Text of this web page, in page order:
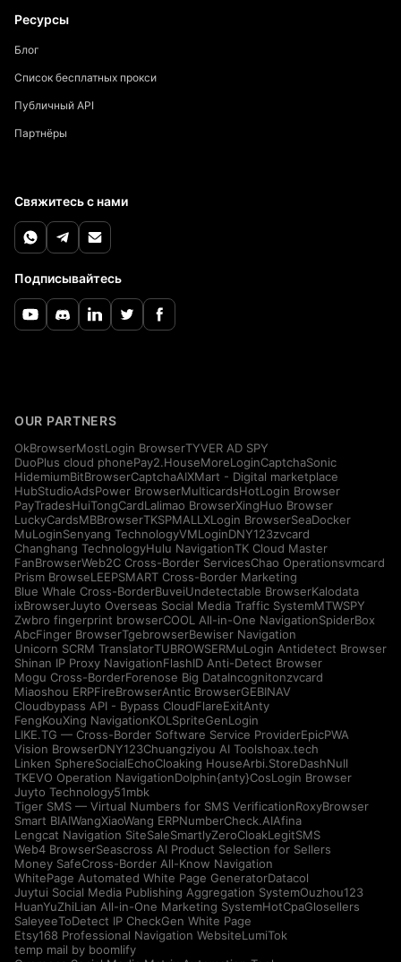
Ресурсы
Блог
Список бесплатных прокси
Публичный API
Партнёры
Свяжитесь с нами
Подписывайтесь
OUR PARTNERS
OkBrowserMostLogin BrowserTYVER AD SPY
DuoPlus cloud phonePay2.HouseMoreLoginCaptchaSonic
HidemiumBitBrowserCaptchaAIXMart - Digital marketplace
HubStudioAdsPower BrowserMulticardsHotLogin Browser
PayTradesHuiTongCardLalimao BrowserXingHuo Browser
LuckyCardsMBBrowserTKSPMALLXLogin BrowserSeaDocker
MuLoginSenyang TechnologyVMLoginDNY123zvcard
Changhang TechnologyHulu NavigationTK Cloud Master
FanBrowserWeb2C Cross-Border ServicesChao Operationsvmcard
Prism BrowseLEEPSMART Cross-Border Marketing
Blue Whale Cross-BorderBuveiUndetectable BrowserKalodata
ixBrowserJuyto Overseas Social Media Traffic SystemMTWSPY
Zwbro fingerprint browserCOOL All-in-One NavigationSpiderBox
AbcFinger BrowserTgebrowserBewiser Navigation
Unicorn SCRM TranslatorTUBROWSERMuLogin Antidetect Browser
Shinan IP Proxy NavigationFlashID Anti-Detect Browser
Mogu Cross-BorderForenose Big DataIncognitonzvcard
Miaoshou ERPFireBrowserAntic BrowserGEBINAV
Cloudbypass API - Bypass CloudFlareExitAnty
FengKouXing NavigationKOLSpriteGenLogin
LIKE.TG — Cross-Border Software Service ProviderEpicPWA
Vision BrowserDNY123Chuangziyou AI Toolshoax.tech
Linken SphereSocialEchoCloaking HouseArbi.StoreDashNull
TKEVO Operation NavigationDolphin{anty}CosLogin Browser
Juyto Technology51mbk
Tiger SMS — Virtual Numbers for SMS VerificationRoxyBrowser
Smart BIAIWangXiaoWang ERPNumberCheck.AIAfina
Lengcat Navigation SiteSaleSmartlyZeroCloakLegitSMS
Web4 BrowserSeascross AI Product Selection for Sellers
Money SafeCross-Border All-Know Navigation
WhitePage Automated White Page GeneratorDatacol
Juytui Social Media Publishing Aggregation SystemOuzhou123
HuanYuZhiLian All-in-One Marketing SystemHotCpaGlosellers
SaleyeeToDetect IP CheckGen White Page
Etsy168 Professional Navigation WebsiteLumiTok
temp mail by boomlify